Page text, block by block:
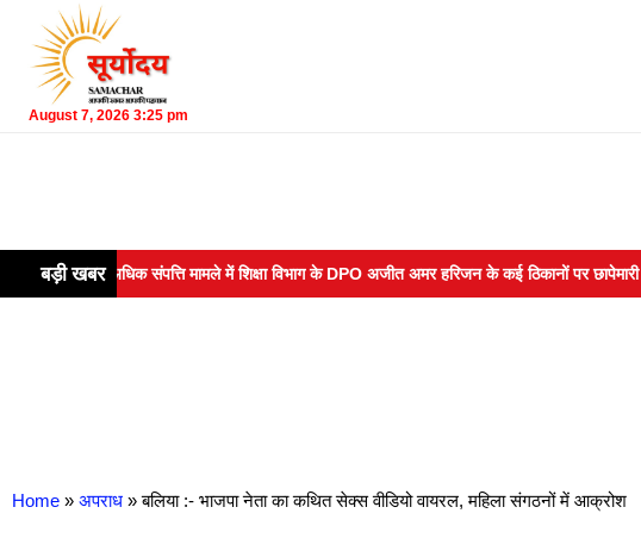
August 7, 2026 3:25 pm
बड़ी खबर
से अधिक संपत्ति मामले में शिक्षा विभाग के DPO अजीत अमर हरिजन के कई ठिकानों पर छापेमारी
Home » अपराध »बलिया :- भाजपा नेता का कथित सेक्स वीडियो वायरल, महिला संगठनों में आक्रोश